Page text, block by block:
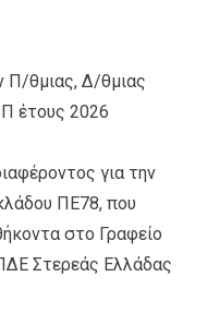
Π/θμιας, Δ/θμιας
έτους 2026
για την
ΠΕ78, που
στο Γραφείο
Στερεάς Ελλάδας